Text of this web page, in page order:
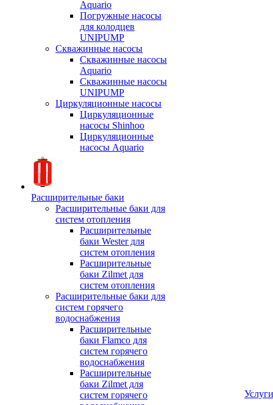
Aquario
Погружные насосы
для колодцев
UNIPUMP
Скважинные насосы
Скважинные насосы
Aquario
Скважинные насосы
UNIPUMP
Циркуляционные насосы
Циркуляционные
насосы Shinhoo
Циркуляционные
насосы Aquario
Расширительные баки
Расширительные баки для
систем отопления
Расширительные
баки Wester для
систем отопления
Расширительные
баки Zilmet для
систем отопления
Расширительные баки для
систем горячего
водоснабжения
Расширительные
баки Flamco для
систем горячего
водоснабжения
Расширительные
баки Zilmet для
систем горячего
Услуги